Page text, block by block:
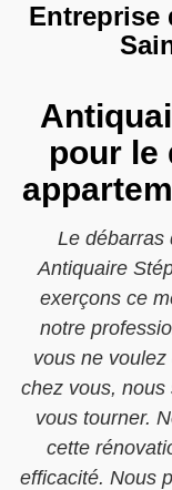
Entreprise
pour le
Le débarras
Antiquaire
exerçons ce
notre
vous ne voulez
chez vous,
vous tourner.
cette
efficacité. Nous